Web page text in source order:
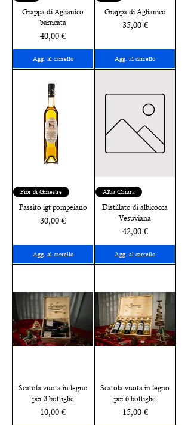
Grappa di Aglianico
barricata
Prezzo
40,00 €
Agg. al carrello
Grappa di Aglianico
Prezzo
35,00 €
Agg. al carrello
Fior di Ginestre
Passito igt pompeiano
Prezzo
30,00 €
Agg. al carrello
Alba Chiara
Distillato di albicocca
Vesuviana
Prezzo
42,00 €
Agg. al carrello
Scatola vuota in legno
per 3 bottiglie
Prezzo
10,00 €
Scatola vuota in legno
per 6 bottiglie
Prezzo
15,00 €